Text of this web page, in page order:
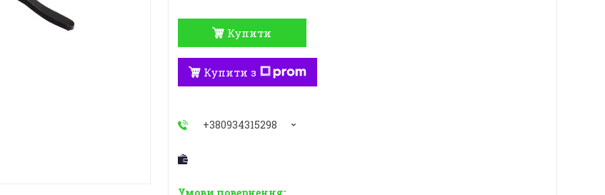
Купити
Купити з
+380934315298